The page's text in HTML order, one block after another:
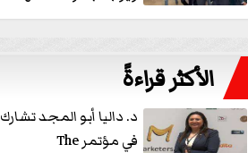
من...
الأكثر قراءةً
د. داليا أبو المجد تشارك
في مؤتمر The